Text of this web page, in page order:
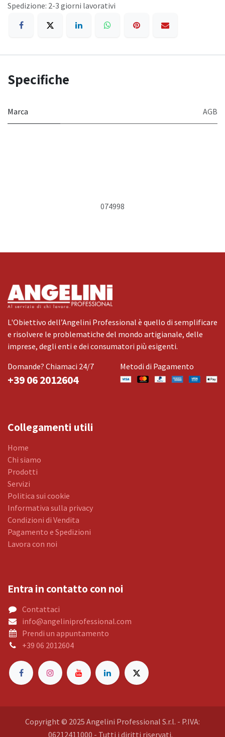
Spedizione: 2-3 giorni lavorativi
Specifiche
Marca AGB
074998
L'Obiettivo dell’Angelini Professional è quello di semplificare
e risolvere le problematiche del mondo artigianale, delle
imprese, degli enti e dei consumatori più esigenti.
Domande? Chiamaci 24/7
+39 06 2012604
Metodi di Pagamento
Collegamenti utili
Home
Chi siamo
Prodotti
Servizi
Politica sui cookie
Informativa sulla privacy
Condizioni di Vendita
Pagamento e Spedizioni
Lavora con noi
Entra in contatto con noi
Contattaci
info@angeliniprofessional.com
Prendi un appuntamento
+39 06 2012604
Copyright © 2025 Angelini Professional S.r.l. - P.IVA:
06212411000 - Tutti i diritti riservati.